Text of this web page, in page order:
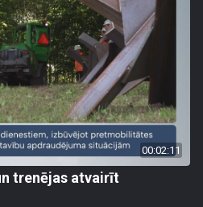
00:02:11
trenējas atvairīt